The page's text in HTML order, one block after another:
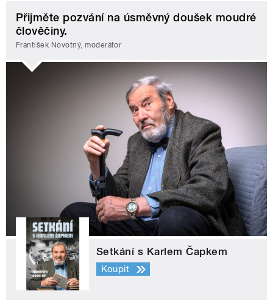
Přijměte pozvání na úsměvný doušek moudré
člověčiny.
František Novotný, moderátor
Setkání s Karlem Čapkem
Koupit